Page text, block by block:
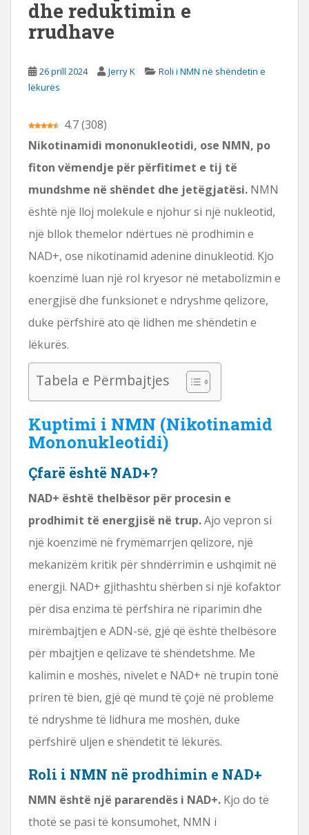
dhe reduktimin e
rrudhave
26 prill 2024 Jerry K
Roli i NMN në shëndetin e
lëkurës
4.7(308)
Nikotinamidi mononukleotidi, ose NMN, po
fiton vëmendje për përfitimet e tij të
mundshme në shëndet dhe jetëgjatësi. NMN
është një lloj molekule e njohur si një nukleotid,
një bllok themelor ndërtues në prodhimin e
NAD+, ose nikotinamid adenine dinukleotid. Kjo
koenzimë luan një rol kryesor në metabolizmin e
energjisë dhe funksionet e ndryshme qelizore,
duke përfshirë ato që lidhen me shëndetin e
lëkurës.
Tabela e Përmbajtjes
Kuptimi i NMN (Nikotinamid
Mononukleotidi)
Çfarë është NAD+?
NAD+ është thelbësor për procesin e
prodhimit të energjisë në trup.Ajo vepron si
një koenzimë në frymëmarrjen qelizore, një
mekanizëm kritik për shndërrimin e ushqimit në
energji. NAD+ gjithashtu shërben si një kofaktor
për disa enzima të përfshira në riparimin dhe
mirëmbajtjen e ADN-së, gjë që është thelbësore
për mbajtjen e qelizave të shëndetshme. Me
kalimin e moshës, nivelet e NAD+ në trupin tonë
priren të bien, gjë që mund të çojë në probleme
të ndryshme të lidhura me moshën, duke
përfshirë uljen e shëndetit të lëkurës.
Roli i NMN në prodhimin e NAD+
NMN është një pararendës i NAD+. Kjo do të
thotë se pasi të konsumohet, NMN i